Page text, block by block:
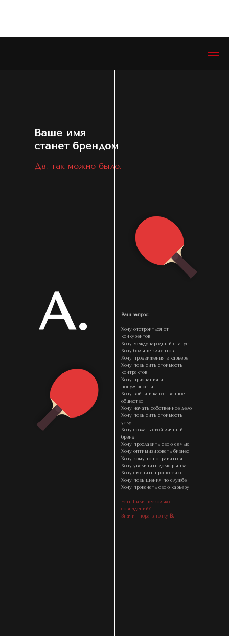
А.
Ваше имя
станет брендом
Ваш запрос:
Хочу отстроиться от
конкурентов
Хочу международный статус
Хочу больше клиентов
Хочу продвижения в карьере
Хочу повысить стоимость
контрактов
Хочу признания и
популярности
Хочу войти в качественное
общество
Хочу начать собственное дело
Хочу повысить стоимость
услуг
Хочу создать свой личный
бренд
Хочу прославить свою семью
Хочу оптимизировать бизнес
Хочу кому-то понравиться
Хочу увеличить долю рынка
Хочу сменить профессию
Хочу повышения по службе
Хочу прокачать свою карьеру
Есть 1 или несколько
совпадений?
Значит пора в точку В.
Да, так можно было.